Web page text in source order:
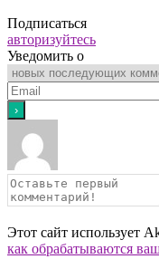
Подписаться
авторизуйтесь
Уведомить о
Этот сайт использует
как обрабатываются